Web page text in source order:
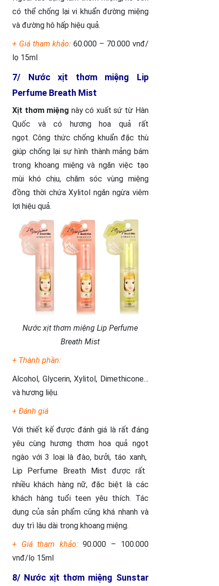
có thể chống lại vi khuẩn đường miệng
và đường hô hấp hiệu quả.
+ Giá tham khảo: 60.000 – 70.000 vnđ/
lọ 15ml
7/ Nước xịt thơm miệng Lip
Perfume Breath Mist
Xịt thơm miệng này có xuất sứ từ Hàn
Quốc và có hương hoa quả rất
ngọt. Công thức chống khuẩn đặc thù
giúp chống lại sự hình thành mảng bám
trong khoang miệng và ngăn việc tạo
mùi khó chịu, chăm sóc vùng miệng
đồng thời chứa Xylitol ngăn ngừa viêm
lợi hiệu quả.
Nước xịt thơm miệng Lip Perfume
Breath Mist
+ Thành phần:
Alcohol, Glycerin, Xylitol, Dimethicone…
và hương liệu.
+ Đánh giá
Với thiết kế được đánh giá là rất đáng
yêu cùng hương thơm hoa quả ngọt
ngào với 3 loại là đào, bưởi, táo xanh,
Lip Perfume Breath Mist được rất
nhiều khách hàng nữ, đặc biệt là các
khách hàng tuổi teen yêu thích. Tác
dụng của sản phẩm cũng khá nhanh và
duy trì lâu dài trong khoang miệng.
+ Giá tham khảo: 90.000 – 100.000
vnđ/lọ 15ml
8/ Nước xịt thơm miệng Sunstar